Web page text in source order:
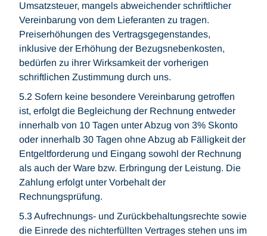
Umsatzsteuer, mangels abweichender schriftlicher
Vereinbarung von dem Lieferanten zu tragen.
Preiserhöhungen des Vertragsgegenstandes,
inklusive der Erhöhung der Bezugsnebenkosten,
bedürfen zu ihrer Wirksamkeit der vorherigen
schriftlichen Zustimmung durch uns.
5.2 Sofern keine besondere Vereinbarung getroffen
ist, erfolgt die Begleichung der Rechnung entweder
innerhalb von 10 Tagen unter Abzug von 3% Skonto
oder innerhalb 30 Tagen ohne Abzug ab Fälligkeit der
Entgeltforderung und Eingang sowohl der Rechnung
als auch der Ware bzw. Erbringung der Leistung. Die
Zahlung erfolgt unter Vorbehalt der
Rechnungsprüfung.
5.3 Aufrechnungs- und Zurückbehaltungsrechte sowie
die Einrede des nichterfüllten Vertrages stehen uns im